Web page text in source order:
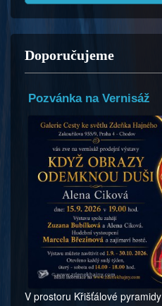
Doporučujeme
Pozvánka na Vernisáž
V prostoru Křišťálové pyramidy